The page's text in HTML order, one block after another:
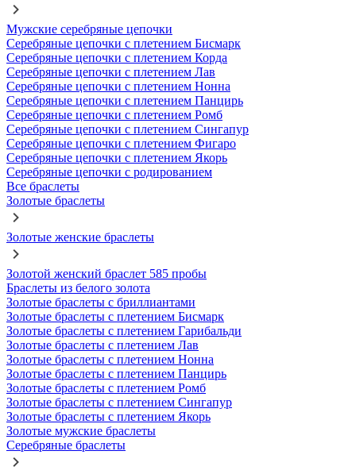
Мужские серебряные цепочки
Серебряные цепочки с плетением Бисмарк
Серебряные цепочки с плетением Корда
Серебряные цепочки с плетением Лав
Серебряные цепочки с плетением Нонна
Серебряные цепочки с плетением Панцирь
Серебряные цепочки с плетением Ромб
Серебряные цепочки с плетением Сингапур
Серебряные цепочки с плетением Фигаро
Серебряные цепочки с плетением Якорь
Серебряные цепочки с родированием
Все браслеты
Золотые браслеты
Золотые женские браслеты
Золотой женский браслет 585 пробы
Браслеты из белого золота
Золотые браслеты с бриллиантами
Золотые браслеты с плетением Бисмарк
Золотые браслеты с плетением Гарибальди
Золотые браслеты с плетением Лав
Золотые браслеты с плетением Нонна
Золотые браслеты с плетением Панцирь
Золотые браслеты с плетением Ромб
Золотые браслеты с плетением Сингапур
Золотые браслеты с плетением Якорь
Золотые мужские браслеты
Серебряные браслеты